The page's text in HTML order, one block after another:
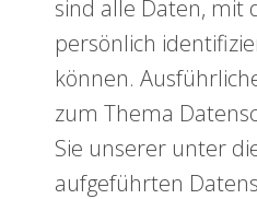
sind alle Daten, mit
persönlich
können.
zum Thema
Sie unserer unter
aufgeführten